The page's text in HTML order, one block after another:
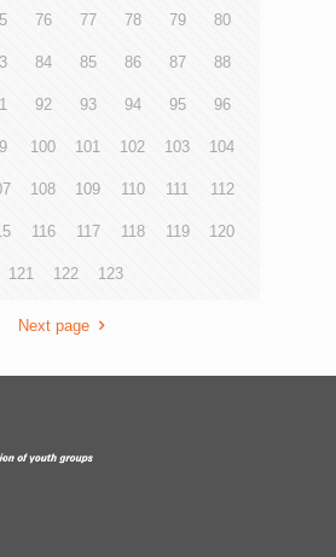
76 77 78 79 80
84 85 86 87 88
92 93 94 95 96
100 101 102 103 104
108 109 110 111 112
116 117 118 119 120
121 122 123
Next page